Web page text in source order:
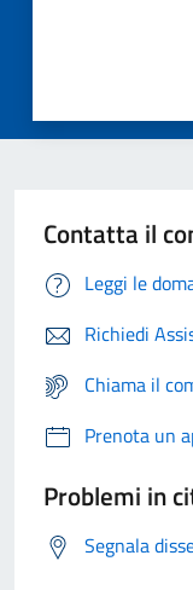
Contatta il
Leggi le
Richiedi
Chiama il
Prenota un
Problemi in
Segnala